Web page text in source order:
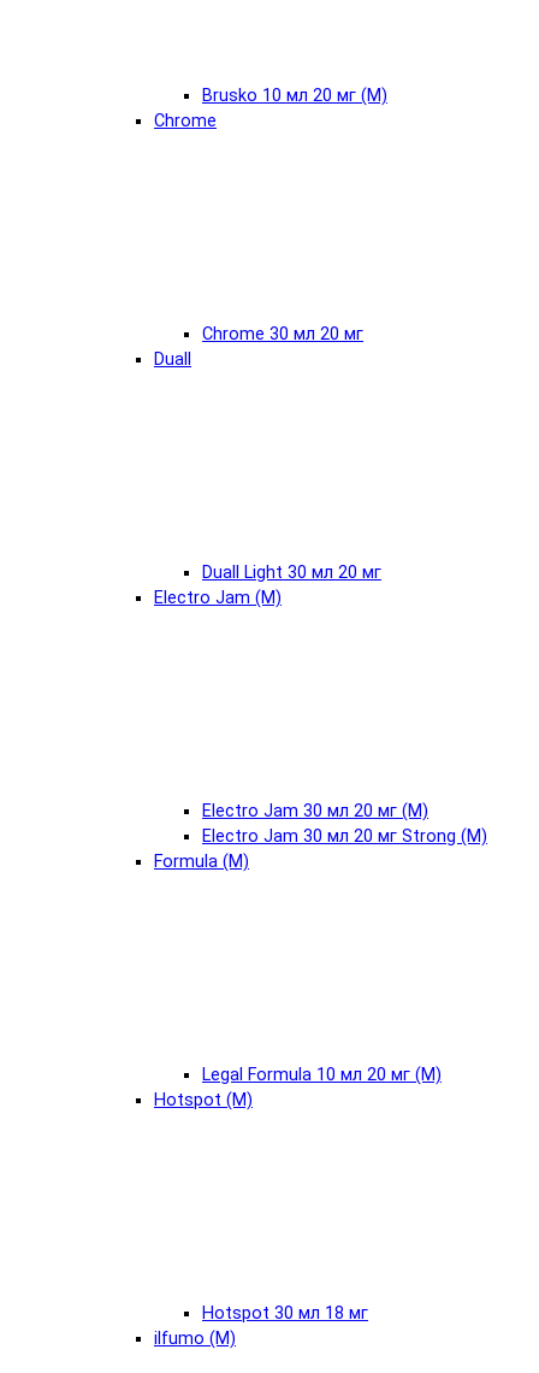
Brusko 10 мл 20 мг (М)
Chrome
Chrome 30 мл 20 мг
Duall
Duall Light 30 мл 20 мг
Electro Jam (М)
Electro Jam 30 мл 20 мг (М)
Electro Jam 30 мл 20 мг Strong (М)
Formula (М)
Legal Formula 10 мл 20 мг (М)
Hotspot (М)
Hotspot 30 мл 18 мг
ilfumo (М)